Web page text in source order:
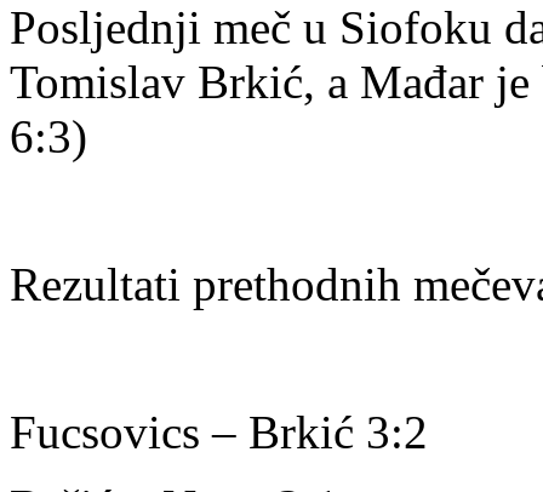
Posljednji meč u Siofoku
Tomislav Brkić, a Mađar
6:3)
Rezultati prethodnih
Fucsovics – Brkić 3:2